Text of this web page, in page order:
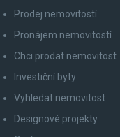
Prodej nemovitostí
Pronájem nemovitostí
Chci prodat nemovitost
Investiční byty
Vyhledat nemovitost
Designové projekty